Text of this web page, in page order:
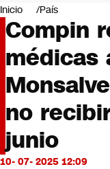
Negocios
Deportes
Programas
Cultura
Servicios
Bits
CNN tiempo
Futuro 360
Opinión
Inicio País
Compin
médicas
no
junio
10- 07- 2025 12:09